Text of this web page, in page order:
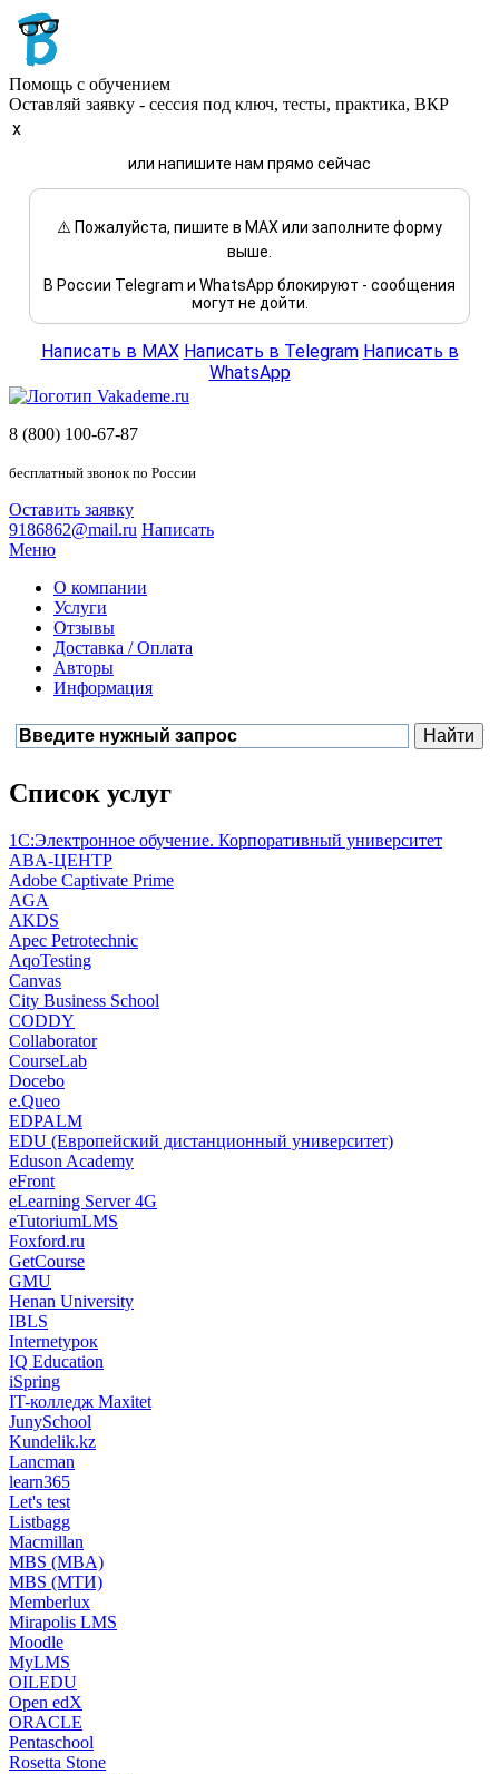
Помощь с обучением
Оставляй заявку - сессия под ключ, тесты, практика, ВКР
x
или напишите нам прямо сейчас
⚠️ Пожалуйста, пишите в MAX или заполните форму
выше.
В России Telegram и WhatsApp блокируют - сообщения
могут не дойти.
Написать в MAX Написать в Telegram Написать в
WhatsApp
8 (800) 100-67-87
бесплатный звонок по России
Оставить заявку
9186862@mail.ru Написать
Меню
О компании
Услуги
Отзывы
Доставка / Оплата
Авторы
Информация
Список услуг
1С:Электронное обучение. Корпоративный университет
ABA-ЦЕНТР
Adobe Captivate Prime
AGA
AKDS
Apec Petrotechnic
AqoTesting
Canvas
City Business School
CODDY
Collaborator
CourseLab
Docebo
e.Queo
EDPALM
EDU (Европейский дистанционный университет)
Eduson Academy
eFront
eLearning Server 4G
eTutoriumLMS
Foxford.ru
GetCourse
GMU
Henan University
IBLS
Internetурок
IQ Education
iSpring
IT-колледж Maxitet
JunySchool
Kundelik.kz
Lancman
learn365
Let's test
Listbagg
Macmillan
MBS (MBA)
MBS (МТИ)
Memberlux
Mirapolis LMS
Moodle
MyLMS
OILEDU
Open edX
ORACLE
Pentaschool
Rosetta Stone